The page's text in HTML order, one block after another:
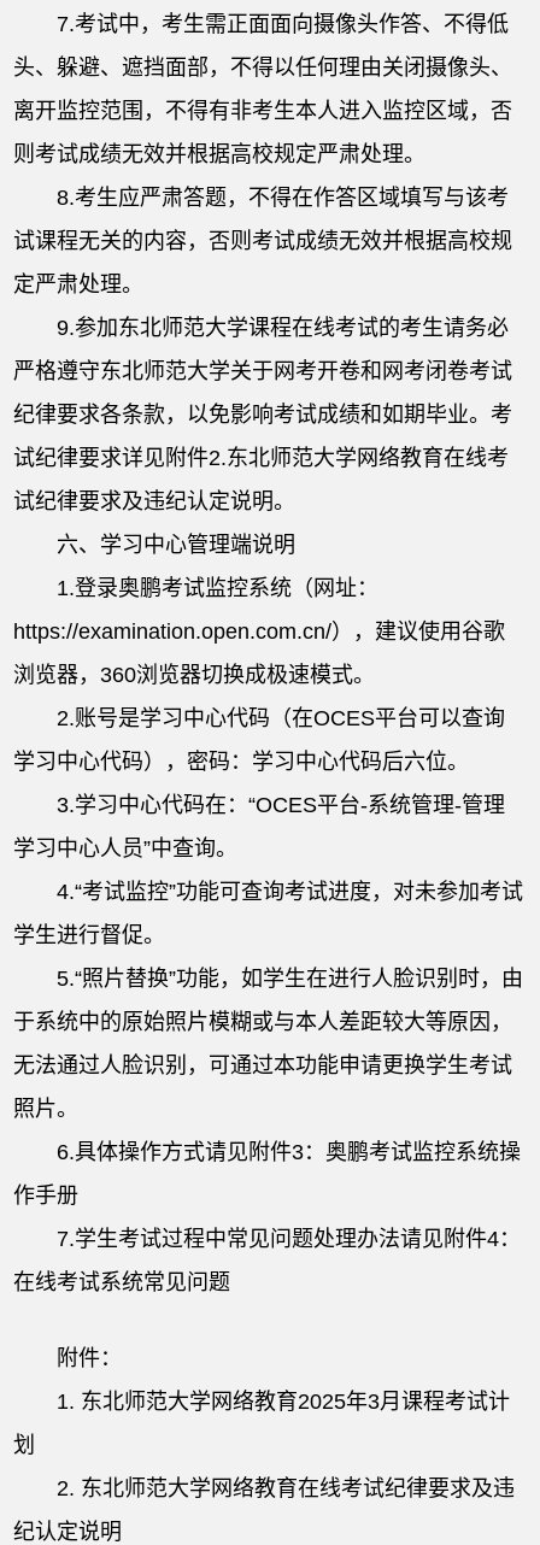
7.考试中，考生需正面面向摄像头作答、不得低
头、躲避、遮挡面部，不得以任何理由关闭摄像头、
离开监控范围，不得有非考生本人进入监控区域，否
则考试成绩无效并根据高校规定严肃处理。
8.考生应严肃答题，不得在作答区域填写与该考
试课程无关的内容，否则考试成绩无效并根据高校规
定严肃处理。
9.参加东北师范大学课程在线考试的考生请务必
严格遵守东北师范大学关于网考开卷和网考闭卷考试
纪律要求各条款，以免影响考试成绩和如期毕业。考
试纪律要求详见附件2.东北师范大学网络教育在线考
试纪律要求及违纪认定说明。
六、学习中心管理端说明
1.登录奥鹏考试监控系统（网址：
https://examination.open.com.cn/），建议使用谷歌
浏览器，360浏览器切换成极速模式。
2.账号是学习中心代码（在OCES平台可以查询
学习中心代码），密码：学习中心代码后六位。
3.学习中心代码在：“OCES平台-系统管理-管理
学习中心人员”中查询。
4.“考试监控”功能可查询考试进度，对未参加考试
学生进行督促。
5.“照片替换”功能，如学生在进行人脸识别时，由
于系统中的原始照片模糊或与本人差距较大等原因，
无法通过人脸识别，可通过本功能申请更换学生考试
照片。
6.具体操作方式请见附件3：奥鹏考试监控系统操
作手册
7.学生考试过程中常见问题处理办法请见附件4：
在线考试系统常见问题
附件：
1. 东北师范大学网络教育2025年3月课程考试计
划
2. 东北师范大学网络教育在线考试纪律要求及违
纪认定说明